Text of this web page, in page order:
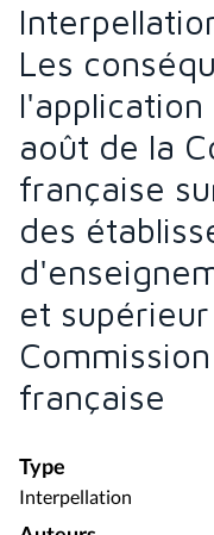
Les
août de la
française
des
et
française
Type
Interpellation